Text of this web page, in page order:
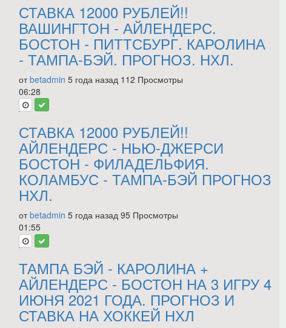
СТАВКА 12000 РУБЛЕЙ!!
ВАШИНГТОН - АЙЛЕНДЕРС.
БОСТОН - ПИТТСБУРГ. КАРОЛИНА
- ТАМПА-БЭЙ. ПРОГНОЗ. НХЛ.
отbetadmin 5 года назад 112 Просмотры
06:28
СТАВКА 12000 РУБЛЕЙ!!
АЙЛЕНДЕРС - НЬЮ-ДЖЕРСИ
БОСТОН - ФИЛАДЕЛЬФИЯ.
КОЛАМБУС - ТАМПА-БЭЙ ПРОГНОЗ
НХЛ.
отbetadmin 5 года назад 95 Просмотры
01:55
ТАМПА БЭЙ - КАРОЛИНА +
АЙЛЕНДЕРС - БОСТОН НА 3 ИГРУ 4
ИЮНЯ 2021 ГОДА. ПРОГНОЗ И
СТАВКА НА ХОККЕЙ НХЛ